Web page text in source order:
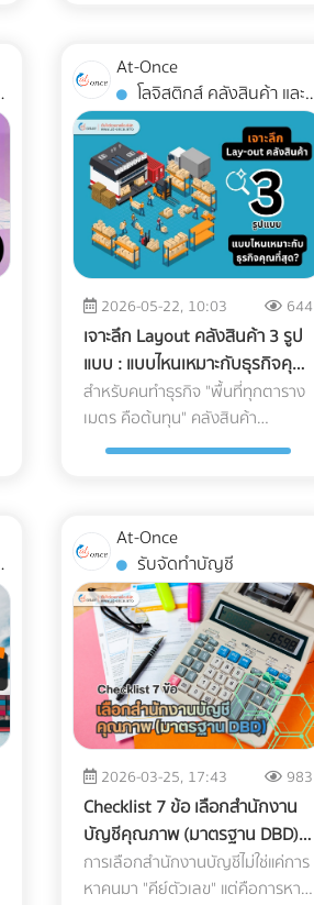
กัน เม็ดสีในน้ำมันถั่วเหลืองยังช่วย
ให้งานพิมพ์มีความสดใสและคมชัด
มากกว่าหมึกปิโตรเลียมในบางเฉดสี
อีกด้วย ข้อแตกต่างระหว่าง หมึก
ดั้งเดิม Vs. Soy Ink ยกระดับบรรจุ
ภัณฑ์ของคุณ เพื่อพิชิตใจลูกค้าราย
ใหญ่ อย่าปล่อยให้บรรจุภัณฑ์แบบ
เดิมๆ กลายเป็นต้นทุนภาษีคาร์บอน
ที่บานปลาย หากคุณกำลังมองหา
โรงพิมพ์ที่ได้มาตรฐาน FSC และ
เชี่ยวชาญการใช้หมึก Soy Ink ระดับ
อุตสาหกรรม เข้ามาค้นหาและเปรียบ
เทียบพาร์ทเนอร์โรงพิมพ์คุณภาพได้
ฟรีที่ At-once แพลตฟอร์มรวม
บริษัท B2B ชั้นนำของไทย!
เป็นปริมาณฝุ่นละอองในอากาศ,
อุณหภูมิ, ความชื้น, และความดัน
อากาศ โดยใช้ระบบแผ่นกรองอากาศ
ประสิทธิภาพสูง (HEPA หรือ ULPA
Filters) เพื่อดักจับอนุภาคขนาดเล็ก
ที่มองไม่เห็นด้วยตาเปล่า สำหรับ
การผลิตพลาสติก Medical Grade
(เช่น กระบอกฉีดยา, สายน้ำเกลือ,
หรือชิ้นส่วนรากฟันเทียม) มาตรฐาน
ห้องปลอดเชื้อที่นิยมใช้มักจะอ้างอิง
ตามมาตรฐาน ISO 14644-1 โดย
ระดับที่พบได้บ่อยในโรงงานผลิต
เครื่องมือแพทย์คือ ISO Class 7 และ
ISO Class 8 ซึ่งมีการจำกัดจำนวน
อนุภาคในอากาศอย่างรัดกุม เพื่อให้
มั่นใจว่าชิ้นงานจะสะอาดที่สุด 3
โรงงานรับฉีดพลาสติก (Injection
Molding) ทั่วไป ถึงไม่สามารถผลิต
อุปกรณ์การแพทย์ได้? คำตอบอยู่ใน
ความเข้มงวด 3 ประการดังต่อไปนี้:
1. การควบคุมปริมาณเชื้อจุลินทรีย์
(Bioburden Control) ก่อนที่
อุปกรณ์พลาสติกจะถูกส่งไปฆ่าเชื้อ
ด้วยรังสีแกมมา (Gamma) หรือก๊าซ
เอทิลีนออกไซด์ (EtO) อุปกรณ์เหล่า
นั้นจะต้องมีปริมาณเชื้อจุลินทรีย์เริ่ม
ต้น (Bioburden) ต่ำที่สุดเท่าที่จะ
ทำได้ การผลิตชิ้นส่วนพลาสติก
ภายใน Cleanroom จะช่วยลดความ
เสี่ยงที่แบคทีเรีย เชื้อรา หรือไวรัส จะ
เตรียมพื้นที่สำหรับ AGV อย่างไร
เพื่อให้ ความปลอดภัยในโรงงาน อยู่
ในระดับสูงสุด และมนุษย์สามารถ
ทำงานร่วมกันได้อย่างไร้กังวล? 4
สิ่งที่โรงงานต้องเตรียม เมื่อเปลี่ยน
มาใช้ระบบรถลำเลียงอัตโนมัติ
(AGV) การนำรถลำเลียงสินค้า
อัตโนมัติ (AGV) เข้ามาใช้วิ่งส่งของ
มหาศาล แต่เนื่องจากหุ่นยนต์
ประเภทนี้มีการเคลื่อนที่ตลอดเวลา
การเตรียมพื้นที่จึงต้องรัดกุมเป็น
พิเศษ: เคลียร์สิ่งกีดขวางและทำพื้น
ผิวให้เรียบ: ระบบนำทาง AGV ไม่ว่า
จะเป็นแบบแถบแม่เหล็กหรือระบบ
หลุมบ่อ และไม่มีเศษขยะบดบัง
เซนเซอร์ที่ตัวรถ กำหนดทางวิ่งและ
จัดระเบียบ Traffic: ต้องระบุเส้น
ทางการวิ่งของ AGV ให้ชัดเจน โดย
เว้นระยะห่างจากทางเดินของมนุษย์
(Pedestrian Walkway) อย่างน้อย
0.5 เมตรตามมาตรฐาน และต้องมี
ป้ายเตือนในจุดตัดหรือทางแยกที่หุ่น
ยนต์ต้องวิ่งผ่าน จัดพื้นที่สถานี
ชาร์จไฟอัตโนมัติ (Charging Zone):
รถ AGV ยุคใหม่จะวิ่งกลับไปชาร์จ
แบตเตอรี่เองเมื่อแบตใกล้หมด พื้นที่
นี้ต้องมีการระบายอากาศที่ดี
เนื่องจากมีความร้อนสูง และต้องติด
ตั้งระบบตัดไฟฉุกเฉิน ตรวจสอบ
At-Once
การจัดส่ง
2026-05-22, 10:03 644
เจาะลึก Layout คลังสินค้า 3 รูป
แบบ : แบบไหนเหมาะกับธุรกิจคุณ
ที่สุด?
สำหรับคนทำธุรกิจ "พื้นที่ทุกตาราง
เมตร คือต้นทุน" คลังสินค้า
(Warehouse) จึงไม่ใช่แค่ห้องกว้างๆ
มีกลยุทธ์ หากคุณออกแบบผังคลัง
สินค้า (Layout) ผิดพลาด นั่นหมาย
ถึงระยะเวลาการทำงานที่นานขึ้น
พนักงานเดินชนกัน สินค้าเสียหาย
และกลายเป็น "ต้นทุนแฝง" ที่กัดกิน
กำไรของคุณทุกเดือน บทความนี้จะ
พาเจาะลึกรูปแบบ Layout คลัง
สินค้า 3 สไตล์ที่ได้รับความนิยมมาก
ใจได้ว่า... รูปแบบไหนที่จะช่วยรีด
ประสิทธิภาพการทำงาน และเหมาะ
กับธุรกิจของคุณที่สุด! ทำไมการ
ออกแบบ Layout คลังสินค้าถึงเป็น
เรื่อง "ชี้เป็นชี้ตาย" ? ก่อนจะไปดูรูป
At-Once
รับจัดทำบัญชี
2026-03-25, 17:43 983
Checklist 7 ข้อ เลือกสำนักงาน
บัญชีคุณภาพ (มาตรฐาน DBD)
เลือกที่ไหนดีให้ธุรกิจรุ่ง ไม่โดน
เรียกย้อนหลัง!
การเลือกสำนักงานบัญชีไม่ใช่แค่การ
หาคนมา "คีย์ตัวเลข" แต่คือการหา